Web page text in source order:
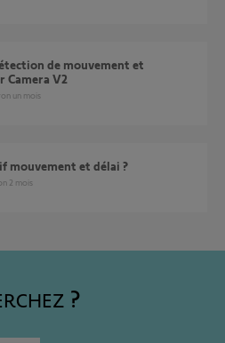
V2
un mois
mouvement et délai ?
2 mois